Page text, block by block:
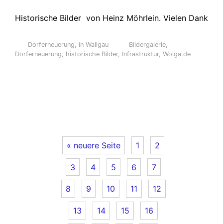
Historische Bilder von Heinz Möhrlein. Vielen Dank
Dorferneuerung, in Wallgau Bildergalerie,
Dorferneuerung, historische Bilder, Infrastruktur, Woiga.de
« neuere Seite 1 2
3 4 5 6 7
8 9 10 11 12
13 14 15 16